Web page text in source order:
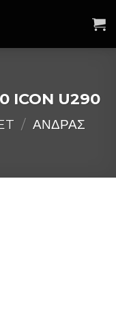
ICON U290
/ ΑΝΔΡΑΣ